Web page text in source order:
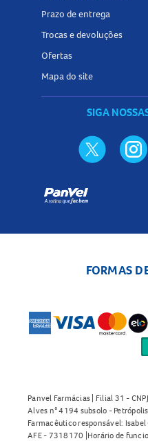
Prazo de entrega
Trocas e devoluções
Ofertas
Mapa do site
SIGA
FORMAS
Panvel Farmácias | Filial 31 -
Alves n° 4194 subsolo -
Farmacêutico responsável: Isabel
AFE - 7318170 |Horário de